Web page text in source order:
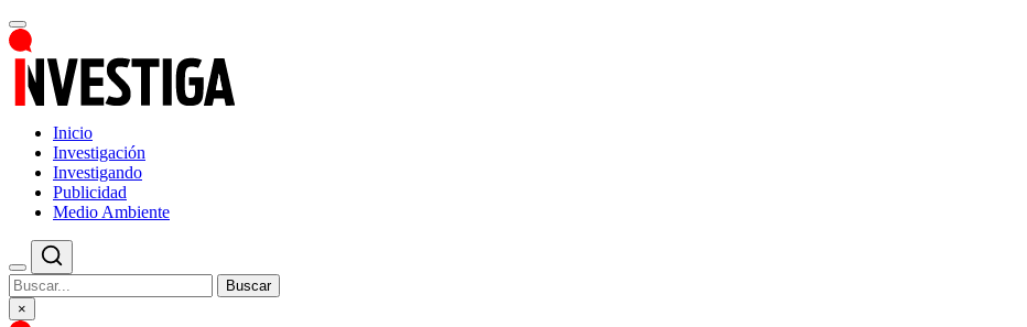
Inicio
Investigación
Investigando
Publicidad
Medio Ambiente
Buscar
×